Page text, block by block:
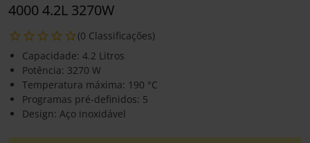
4000 4.2L 3270W
(0 Classificações)
Capacidade: 4.2 Litros
Potência: 3270 W
Temperatura máxima: 190 °C
Programas pré-definidos: 5
Design: Aço inoxidável